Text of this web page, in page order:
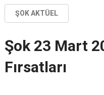
ŞOK AKTÜEL
Şok 23 Mart
Fırsatları